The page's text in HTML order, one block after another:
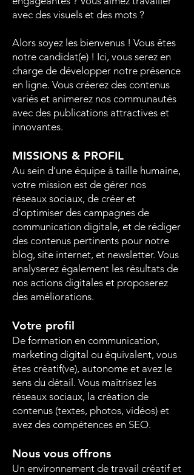
avec des visuels et des mots ?
Alors soyez les bienvenus ! Vous êtes
notre candidat(e) ! Ici, vous serez en
charge de développer notre présence
en ligne. Vous créerez des contenus
variés et animerez nos communautés
avec des publications attractives et
innovantes.
MISSIONS & PROFIL
Au sein d’une équipe à taille humaine,
votre mission est de gérer nos
réseaux sociaux, de créer et
d’optimiser des campagnes de
communication digitale, et de rédiger
des contenus pertinents pour notre
blog, site internet, et newsletter. Vous
analyserez également les résultats de
nos actions digitales et proposerez
des améliorations.
Votre profil
De formation en communication,
marketing digital ou équivalent, vous
êtes créatif(ve), autonome et avez le
sens du détail. Vous maîtrisez les
réseaux sociaux, la création de
contenus (textes, photos, vidéos) et
avez des compétences en SEO.
Nous vous offrons
Un environnement de travail créatif et